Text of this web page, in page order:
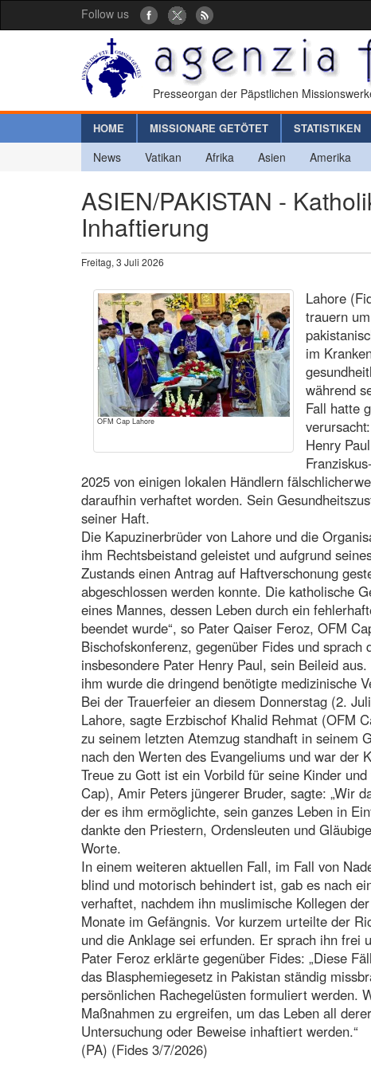
Follow us
Presseorgan der Päpstlichen
HOME MISSIONARE GETÖTET STATISTIKEN
News Vatikan Afrika Asien Amerika
ASIEN/PAKISTAN -
Inhaftierung
Freitag, 3 Juli 2026
OFM Cap Lahore
Lahore
trauern
im
während
Fall hatte
Henry
2025 von einigen lokalen Händlern
daraufhin verhaftet worden. Sein
seiner Haft.
Die Kapuzinerbrüder von Lahore und die
ihm Rechtsbeistand geleistet und aufgrund
Zustands einen Antrag auf Haftverschonung
abgeschlossen werden konnte. Die katholische
eines Mannes, dessen Leben durch ein
beendet wurde“, so Pater Qaiser Feroz, OFM
Bischofskonferenz, gegenüber Fides und sprach
insbesondere Pater Henry Paul, sein Beileid
ihm wurde die dringend benötigte medizinische
Bei der Trauerfeier an diesem Donnerstag (2.
Lahore, sagte Erzbischof Khalid Rehmat (OFM
zu seinem letzten Atemzug standhaft in seinem
nach den Werten des Evangeliums und war der
Treue zu Gott ist ein Vorbild für seine Kinder
Cap), Amir Peters jüngerer Bruder, sagte: „Wir
der es ihm ermöglichte, sein ganzes Leben in
dankte den Priestern, Ordensleuten und
Worte.
In einem weiteren aktuellen Fall, im Fall von
blind und motorisch behindert ist, gab es nach
verhaftet, nachdem ihn muslimische Kollegen
Monate im Gefängnis. Vor kurzem urteilte der
und die Anklage sei erfunden. Er sprach ihn frei
Pater Feroz erklärte gegenüber Fides: „Diese
das Blasphemiegesetz in Pakistan ständig
persönlichen Rachegelüsten formuliert werden.
Maßnahmen zu ergreifen, um das Leben all
Untersuchung oder Beweise inhaftiert werden.“
(PA) (Fides 3/7/2026)